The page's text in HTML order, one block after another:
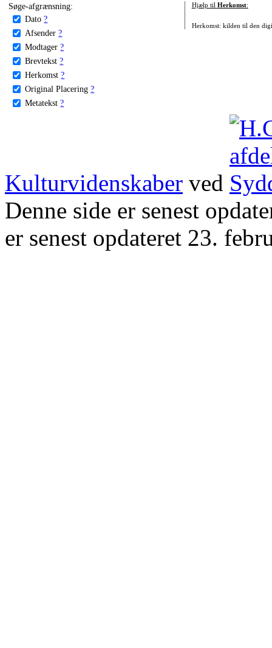
Søge-afgrænsning:
Dato ?
Afsender ?
Modtager ?
Brevtekst ?
Herkomst ?
Original Placering ?
Metatekst ?
Hjælp til Herkomst:
Herkomst: kilden til den
Kulturvidenskaber ved
Denne side er senest
er senest opdateret 23.